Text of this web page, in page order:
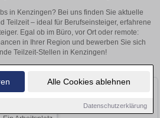
Alle Cookies ablehnen
Datenschutzerklärung
in Kenzingen? Bei uns finden Sie aktuelle
Teilzeit – ideal für Berufseinsteiger, erfahrene
Egal ob im Büro, vor Ort oder remote:
in Ihrer Region und bewerben Sie sich
Teilzeit-Stellen in Kenzingen!